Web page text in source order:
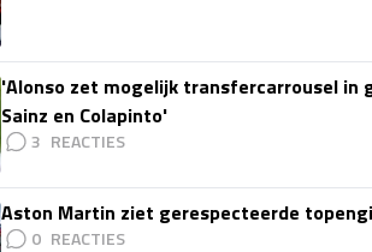
'Alonso zet mogelijk transfercarrousel in
Sainz en Colapinto'
3
Aston Martin ziet gerespecteerde
0